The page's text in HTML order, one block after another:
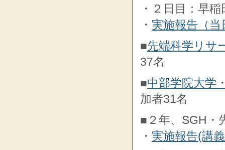
・２日目：早
・ 実施報告（
■先端科学リサ
37名
■中部学院大学
加者31名
■２年、SGH・
・ 実施報告(講